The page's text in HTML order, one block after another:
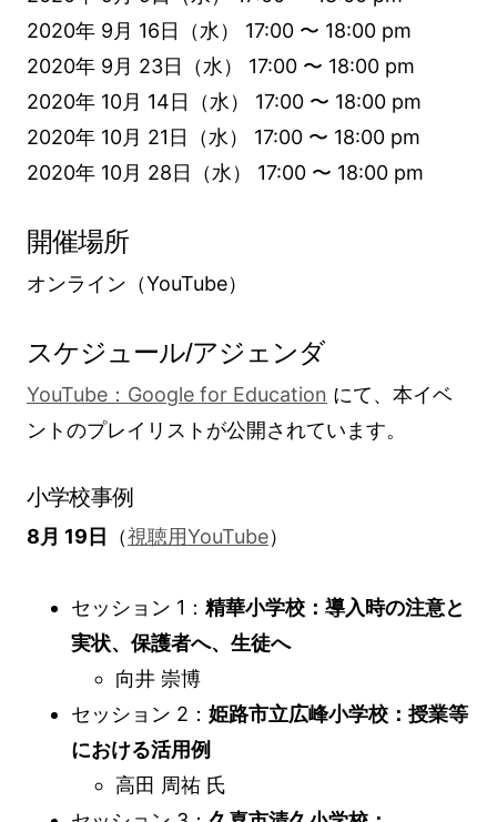
2020年 9月 16日（水） 17:00 〜 18:00 pm
2020年 9月 23日（水） 17:00 〜 18:00 pm
2020年 10月 14日（水） 17:00 〜 18:00 pm
2020年 10月 21日（水） 17:00 〜 18:00 pm
2020年 10月 28日（水） 17:00 〜 18:00 pm
開催場所
オンライン（YouTube）
スケジュール/アジェンダ
YouTube：Google for Education にて、本イベ
ントのプレイリストが公開されています。
小学校事例
8月 19日 （視聴用YouTube）
セッション 1： 精華小学校：導入時の注意と
実状、保護者へ、生徒へ
向井 崇博
セッション 2： 姫路市立広峰小学校：授業等
における活用例
高田 周祐 氏